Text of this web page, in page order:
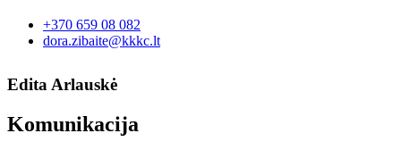
+370 659 08 082
dora.zibaite@kkkc.lt
Edita Arlauskė
Komunikacija